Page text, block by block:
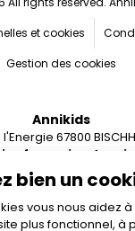
bien un
vous nous aidez
plus fonctionnel, à
et cookies
Gestion des cookies
Annikids
67800
française depuis